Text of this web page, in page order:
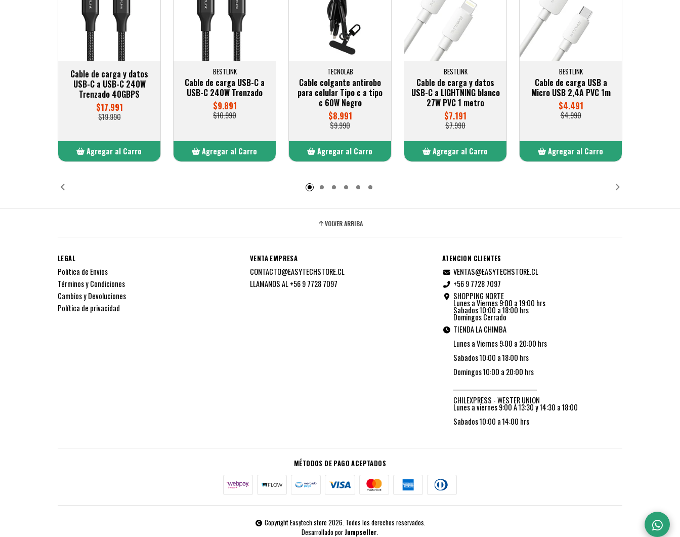
Cable de carga y datos
USB-C a USB-C 240W
Trenzado 40GBPS
$17.991
$19.990
Agregar al Carro
BESTLINK
Cable de carga USB-C a
USB-C 240W Trenzado
$9.891
$10.990
Agregar al Carro
TECNOLAB
Cable colgante antirobo
para celular Tipo c a tipo
c 60W Negro
$8.991
$9.990
Agregar al Carro
BESTLINK
Cable de carga y datos
USB-C a LIGHTNING blanco
27W PVC 1 metro
$7.191
$7.990
Agregar al Carro
BESTLINK
Cable de carga USB a
Micro USB 2,4A PVC 1m
$4.491
$4.990
Agregar al Carro
VOLVER ARRIBA
LEGAL
Politica de Envios
Términos y Condiciones
Cambios y Devoluciones
Política de privacidad
VENTA EMPRESA
CONTACTO@EASYTECHSTORE.CL
LLAMANOS AL +56 9 7728 7097
ATENCION CLIENTES
VENTAS@EASYTECHSTORE.CL
+56 9 7728 7097
SHOPPING NORTE
Lunes a Viernes 9:00 a 19:00 hrs
Sabados 10:00 a 18:00 hrs
Domingos Cerrado
TIENDA LA CHIMBA
Lunes a Viernes 9:00 a 20:00 hrs
Sabados 10:00 a 18:00 hrs
Domingos 10:00 a 20:00 hrs
CHILEXPRESS - WESTER UNION
Lunes a viernes 9:00 A 13:30 y 14:30 a 18:00
Sabados 10:00 a 14:00 hrs
MÉTODOS DE PAGO ACEPTADOS
Copyright Easytech store 2026. Todos los derechos reservados.
Desarrollado por Jumpseller.